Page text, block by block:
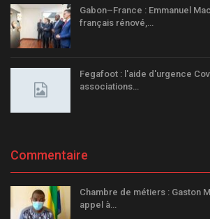
Gabon–France : Emmanuel
français rénové,…
Fegafoot : l'aide d'urgence
associations…
Commentaire
Chambre de métiers : Gaston
appel à…